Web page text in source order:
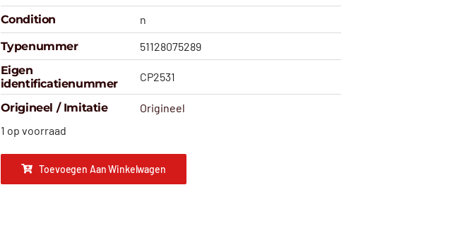
Condition
n
Typenummer
51128075289
Eigen
identificatienummer
CP2531
Origineel / Imitatie
Origineel
1 op voorraad
Toevoegen Aan Winkelwagen